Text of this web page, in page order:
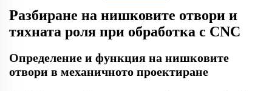
Разбиране на нишковите отвори и
тяхната роля при обработка с CNC
Определение и функция на нишковите
отвори в механичното проектиране